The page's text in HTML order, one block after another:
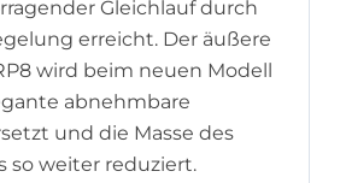
Gleichlauf durch
erreicht. Der äußere
wird beim neuen Modell
abnehmbare
und die Masse des
so weiter reduziert.